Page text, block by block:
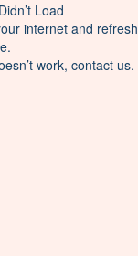
Load
internet and refresh
work, contact us.